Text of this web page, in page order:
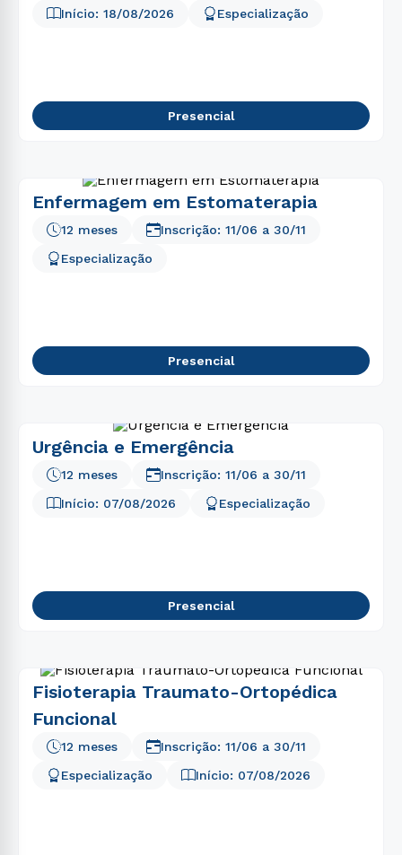
Início: 18/08/2026
Especialização
Presencial
Enfermagem em Estomaterapia
12 meses
Especialização
Inscrição: 11/06 a 30/11
Presencial
Urgência e Emergência
12 meses
Início: 07/08/2026 Especialização
Inscrição: 11/06 a 30/11
Presencial
Fisioterapia Traumato-Ortopédica
Funcional
12 meses
Especialização
Início: 07/08/2026
Inscrição: 11/06 a 30/11